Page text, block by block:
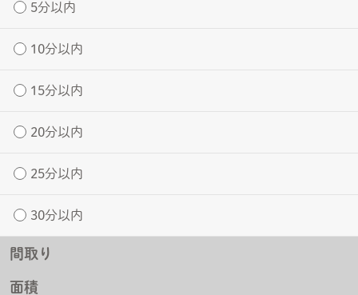
5分以内
10分以内
15分以内
20分以内
25分以内
30分以内
間取り
面積